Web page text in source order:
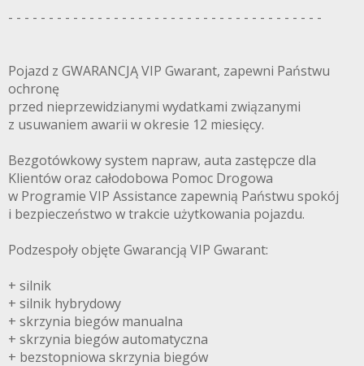
- - - - - - - - - - - - - - - - - - - - - - - - - - - - - - - - - - - - - - -
Pojazd z GWARANCJĄ VIP Gwarant, zapewni Państwu
ochronę
przed nieprzewidzianymi wydatkami związanymi
z usuwaniem awarii w okresie 12 miesięcy.
Bezgotówkowy system napraw, auta zastępcze dla
Klientów oraz całodobowa Pomoc Drogowa
w Programie VIP Assistance zapewnią Państwu spokój
i bezpieczeństwo w trakcie użytkowania pojazdu.
Podzespoły objęte Gwarancją VIP Gwarant:
+ silnik
+ silnik hybrydowy
+ skrzynia biegów manualna
+ skrzynia biegów automatyczna
+ bezstopniowa skrzynia biegów